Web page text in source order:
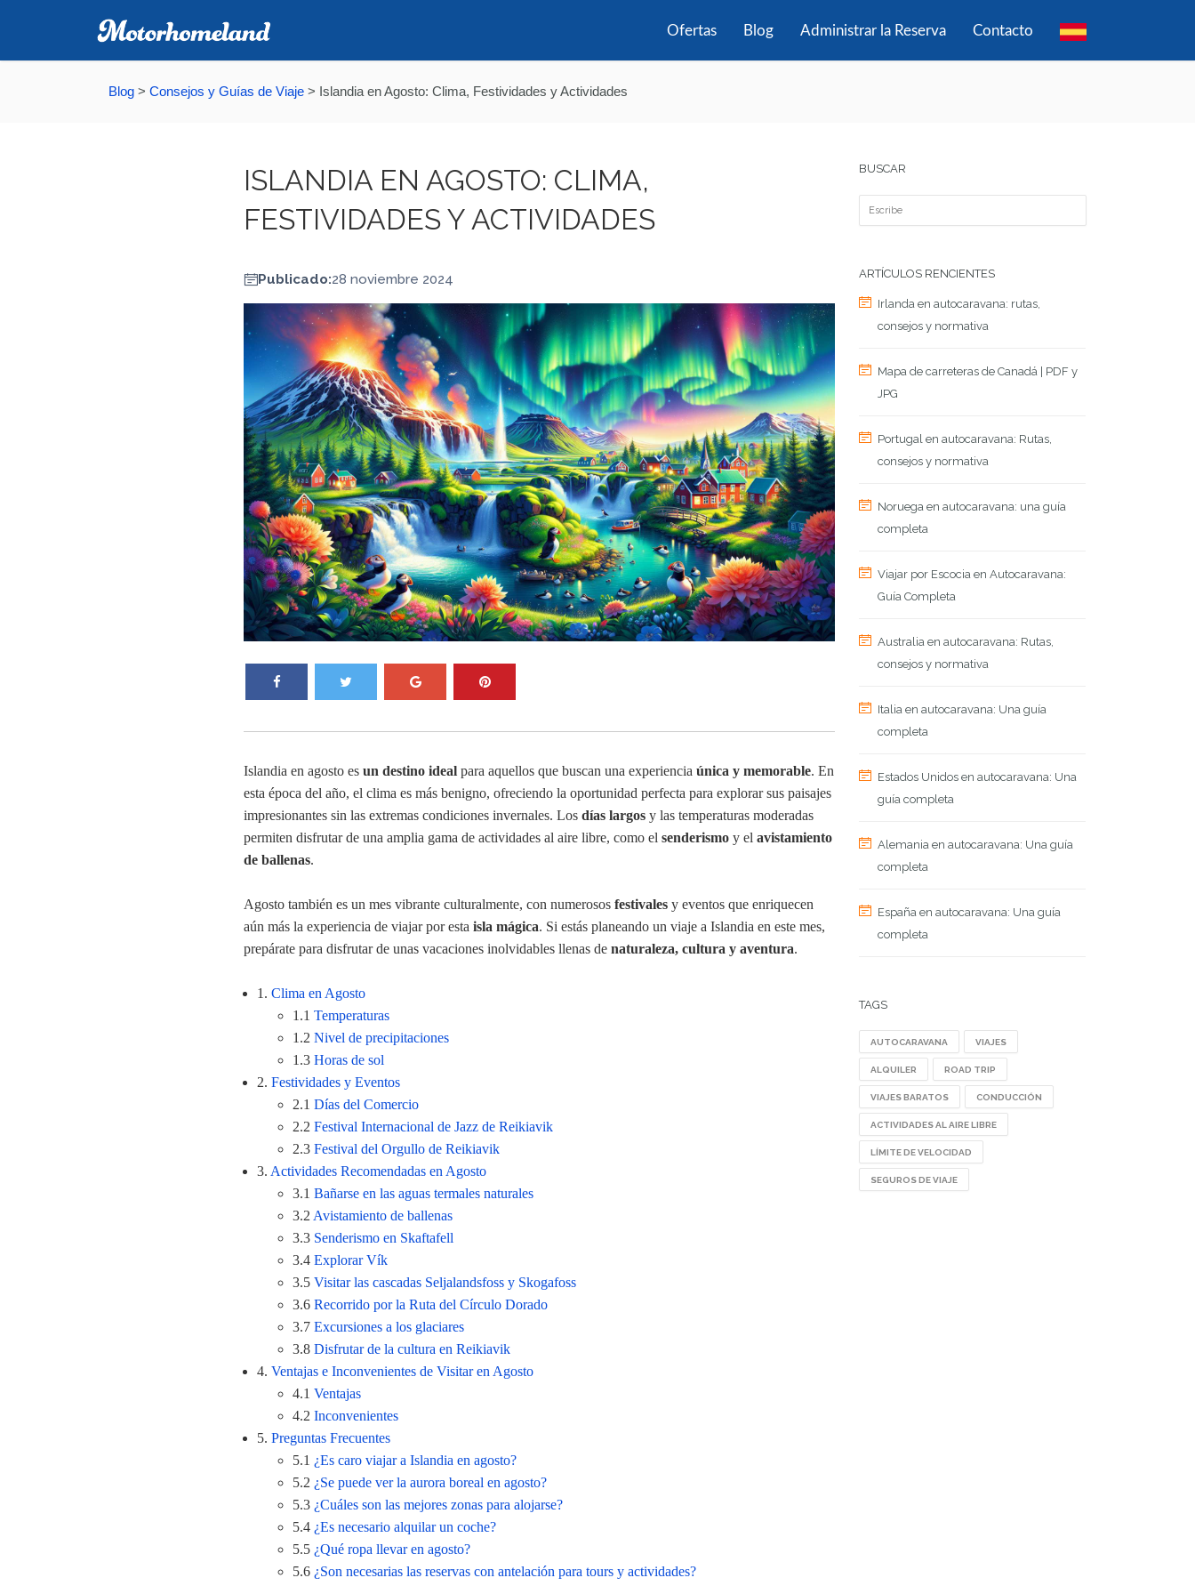
Ofertas Blog Administrar la Reserva Contacto
Blog > Consejos y Guías de Viaje > Islandia en Agosto: Clima, Festividades y Actividades
ISLANDIA EN AGOSTO: CLIMA,
FESTIVIDADES Y ACTIVIDADES
Publicado:28 noviembre 2024
Islandia en agosto es un destino ideal para aquellos que buscan una experiencia única y memorable. En
esta época del año, el clima es más benigno, ofreciendo la oportunidad perfecta para explorar sus paisajes
impresionantes sin las extremas condiciones invernales. Los días largos y las temperaturas moderadas
permiten disfrutar de una amplia gama de actividades al aire libre, como el senderismo y el avistamiento
de ballenas.
Agosto también es un mes vibrante culturalmente, con numerosos festivales y eventos que enriquecen
aún más la experiencia de viajar por esta isla mágica. Si estás planeando un viaje a Islandia en este mes,
prepárate para disfrutar de unas vacaciones inolvidables llenas de naturaleza, cultura y aventura.
1. Clima en Agosto
1.1 Temperaturas
1.2 Nivel de precipitaciones
1.3 Horas de sol
2. Festividades y Eventos
2.1 Días del Comercio
2.2 Festival Internacional de Jazz de Reikiavik
2.3 Festival del Orgullo de Reikiavik
3. Actividades Recomendadas en Agosto
3.1 Bañarse en las aguas termales naturales
3.2 Avistamiento de ballenas
3.3 Senderismo en Skaftafell
3.4 Explorar Vík
3.5 Visitar las cascadas Seljalandsfoss y Skogafoss
3.6 Recorrido por la Ruta del Círculo Dorado
3.7 Excursiones a los glaciares
3.8 Disfrutar de la cultura en Reikiavik
4. Ventajas e Inconvenientes de Visitar en Agosto
4.1 Ventajas
4.2 Inconvenientes
5. Preguntas Frecuentes
5.1 ¿Es caro viajar a Islandia en agosto?
5.2 ¿Se puede ver la aurora boreal en agosto?
5.3 ¿Cuáles son las mejores zonas para alojarse?
5.4 ¿Es necesario alquilar un coche?
5.5 ¿Qué ropa llevar en agosto?
5.6 ¿Son necesarias las reservas con antelación para tours y actividades?
BUSCAR
ARTÍCULOS RENCIENTES
Irlanda en autocaravana: rutas,
consejos y normativa
Mapa de carreteras de Canadá | PDF y
JPG
Portugal en autocaravana: Rutas,
consejos y normativa
Noruega en autocaravana: una guía
completa
Viajar por Escocia en Autocaravana:
Guía Completa
Australia en autocaravana: Rutas,
consejos y normativa
Italia en autocaravana: Una guía
completa
Estados Unidos en autocaravana: Una
guía completa
Alemania en autocaravana: Una guía
completa
España en autocaravana: Una guía
completa
TAGS
AUTOCARAVANA VIAJES
ALQUILER ROAD TRIP
VIAJES BARATOS CONDUCCIÓN
ACTIVIDADES AL AIRE LIBRE
LÍMITE DE VELOCIDAD
SEGUROS DE VIAJE